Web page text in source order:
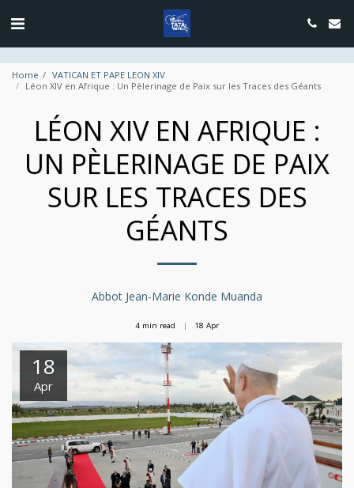
google.com, pub-4889604885818732, DIRECT, f08c47fec0942fa0
Home
VATICAN ET PAPE LEON XIV
Léon XIV en Afrique : Un Pèlerinage de Paix sur les Traces des Géants
LÉON XIV EN AFRIQUE :
UN PÈLERINAGE DE PAIX
SUR LES TRACES DES
GÉANTS
Abbot Jean-Marie Konde Muanda
4 min read 18Apr
18
Apr